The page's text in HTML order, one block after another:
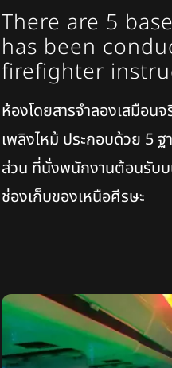
There are 5
has been
firefighter
ห้องโดยสารจำลองเสมือ
เพลิงไหม้ ประกอบด้วย 5
ส่วน ที่นั่งพนักงานต้อนรับ
ช่องเก็บของเหนือศีรษะ